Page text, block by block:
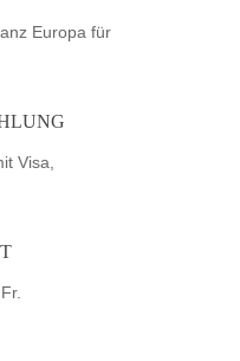
Europa für
Visa,